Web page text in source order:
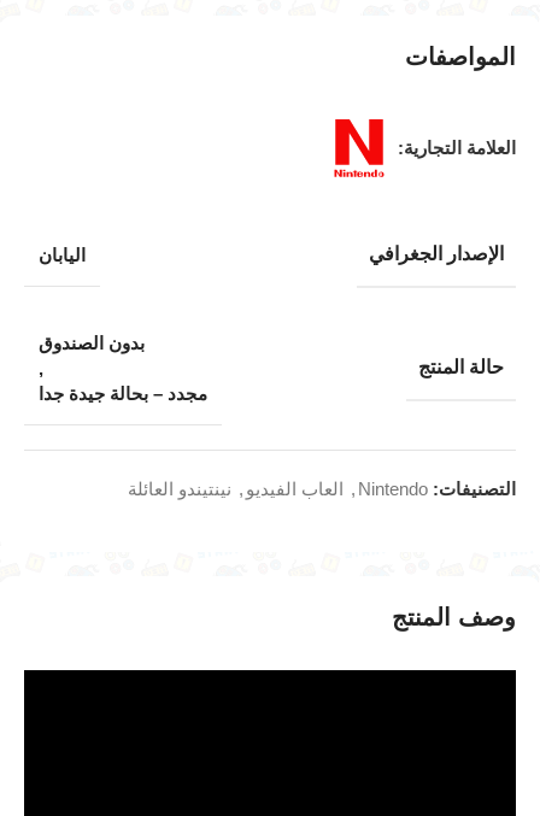
وصف المنتج
المواصفات
العلامة التجارية:
الإصدار الجغرافي اليابان
حالة المنتج
بدون الصندوق
,
مجدد – بحالة جيدة جدا
التصنيفات: Nintendo
, العاب الفيديو , نينتيندو العائلة